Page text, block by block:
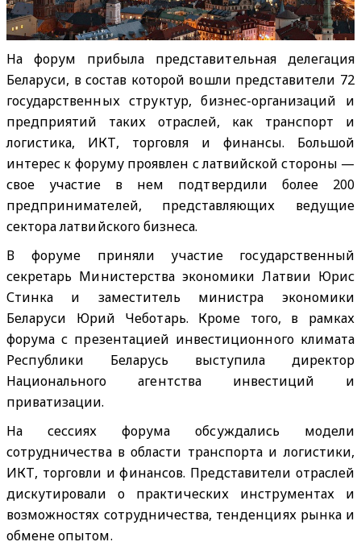
На форум прибыла представительная делегация
Беларуси, в состав которой вошли представители 72
государственных структур, бизнес-организаций и
предприятий таких отраслей, как транспорт и
логистика, ИКТ, торговля и финансы. Большой
интерес к форуму проявлен с латвийской стороны —
свое участие в нем подтвердили более 200
предпринимателей, представляющих ведущие
сектора латвийского бизнеса.
В форуме приняли участие государственный
секретарь Министерства экономики Латвии Юрис
Стинка и заместитель министра экономики
Беларуси Юрий Чеботарь. Кроме того, в рамках
форума с презентацией инвестиционного климата
Республики Беларусь выступила директор
Национального агентства инвестиций и
приватизации.
На сессиях форума обсуждались модели
сотрудничества в области транспорта и логистики,
ИКТ, торговли и финансов. Представители отраслей
дискутировали о практических инструментах и
возможностях сотрудничества, тенденциях рынка и
обмене опытом.